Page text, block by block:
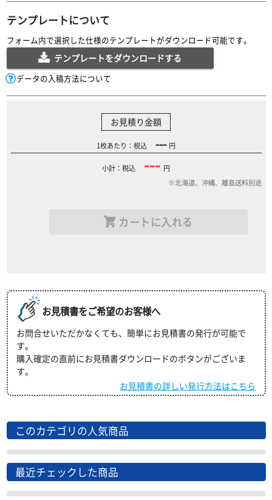
テンプレートについて
フォーム内で選択した仕様のテンプレートがダウンロード可能です。
テンプレートをダウンロードする
データの入稿方法について
お見積り金額
1枚あたり：税込 --- 円
小計：税込 --- 円
※北海道、沖縄、離島送料別途
カートに入れる
お見積書をご希望のお客様へ
お問合せいただかなくても、簡単にお見積書の発行が可能で
す。
購入確定の直前にお見積書ダウンロードのボタンがございま
す。
お見積書の詳しい発行方法はこちら
このカテゴリの人気商品
最近チェックした商品